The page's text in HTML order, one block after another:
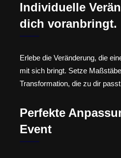
Individuelle
dich voranbringt.
Erlebe die Veränderung, die
mit sich bringt. Setze
Transformation, die zu dir
Perfekte
Event